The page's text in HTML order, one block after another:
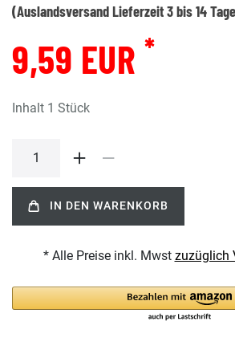
(Auslandsversand Lieferzeit 3 bis 14
9,59 EUR *
Inhalt 1 Stück
IN DEN WARENKORB
* Alle Preise inkl. Mwst zuzüglich